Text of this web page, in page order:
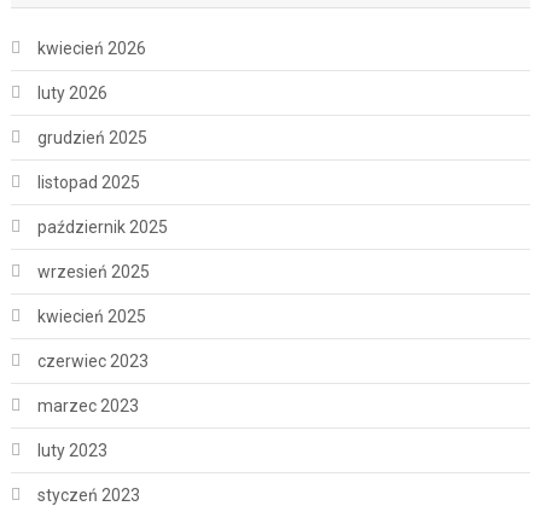
kwiecień 2026
luty 2026
grudzień 2025
listopad 2025
październik 2025
wrzesień 2025
kwiecień 2025
czerwiec 2023
marzec 2023
luty 2023
styczeń 2023